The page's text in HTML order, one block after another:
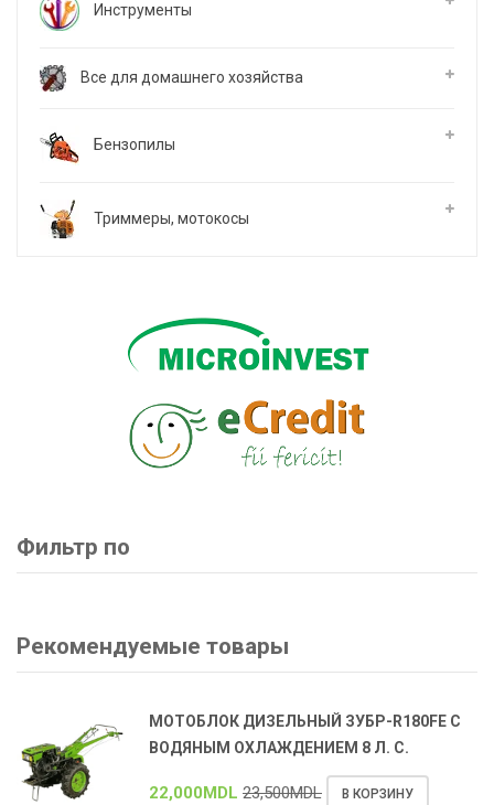
Инструменты
Все для домашнего хозяйства
Бензопилы
Триммеры, мотокосы
Фильтр по
Рекомендуемые товары
МОТОБЛОК ДИЗЕЛЬНЫЙ ЗУБР-R180FE С
ВОДЯНЫМ ОХЛАЖДЕНИЕМ 8 Л. С.
22,000MDL 23,500MDL В КОРЗИНУ